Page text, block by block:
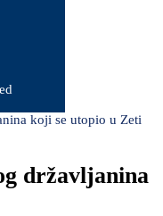
koji se utopio u Zeti
državljanina